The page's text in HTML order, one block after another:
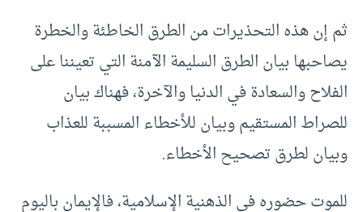
ثم إن هذه التحذيرات من الطرق الخاطئة والخطرة
يصاحبها بيان الطرق السليمة الآمنة التي تعيننا على
الفلاح والسعادة في الدنيا والآخرة، فهناك بيان
للصراط المستقيم وبيان للأخطاء المسببة للعذاب
وبيان لطرق تصحيح الأخطاء.
للموت حضوره في الذهنية الإسلامية، فالإيمان باليوم